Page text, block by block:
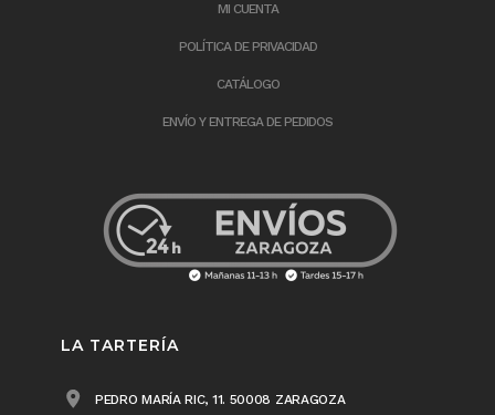
MI CUENTA
POLÍTICA DE PRIVACIDAD
CATÁLOGO
ENVÍO Y ENTREGA DE PEDIDOS
LA TARTERÍA
PEDRO MARÍA RIC, 11. 50008 ZARAGOZA